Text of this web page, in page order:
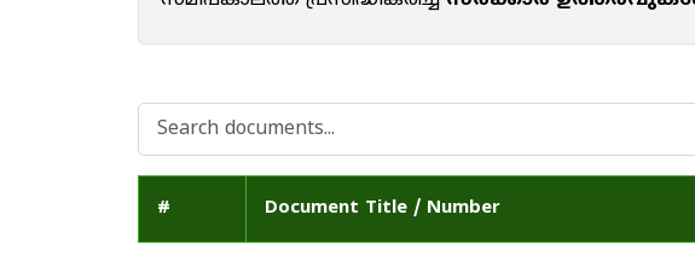
# Document Title / Number